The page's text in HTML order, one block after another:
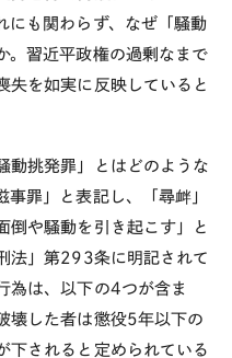
にも関わらず、なぜ「騒動
。習近平政権の過剰なまで
失を如実に反映していると
動挑発罪」とはどのような
罪」と表記し、「尋衅」
倒や騒動を引き起こす」と
法」第293条に明記されて
為は、以下の4つが含ま
壊した者は懲役5年以下の
下されると定められている